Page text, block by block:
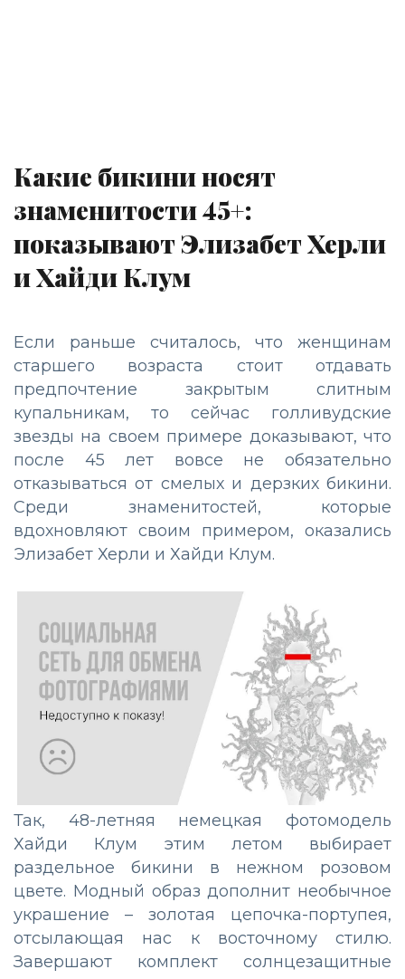
Какие бикини носят
знаменитости 45+:
показывают Элизабет Херли
и Хайди Клум
Если раньше считалось, что женщинам
старшего возраста стоит отдавать
предпочтение закрытым слитным
купальникам, то сейчас голливудские
звезды на своем примере доказывают, что
после 45 лет вовсе не обязательно
отказываться от смелых и дерзких бикини.
Среди знаменитостей, которые
вдохновляют своим примером, оказались
Элизабет Херли и Хайди Клум.
Так, 48-летняя немецкая фотомодель
Хайди Клум этим летом выбирает
раздельное бикини в нежном розовом
цвете. Модный образ дополнит необычное
украшение – золотая цепочка-портупея,
отсылающая нас к восточному стилю.
Завершают комплект солнцезащитные